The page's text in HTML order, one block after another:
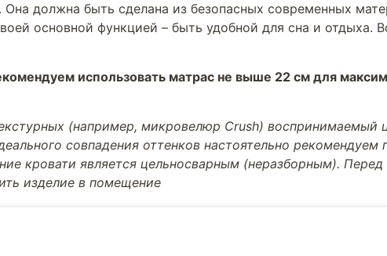
должна быть сделана из безопасных современных
основной функцией – быть удобной для сна и отдыха.
использовать матрас не выше 22 см для
(например, микровелюр Crush) воспринимаемый
совпадения оттенков настоятельно
кровати является цельносварным (неразборным).
изделие в помещение